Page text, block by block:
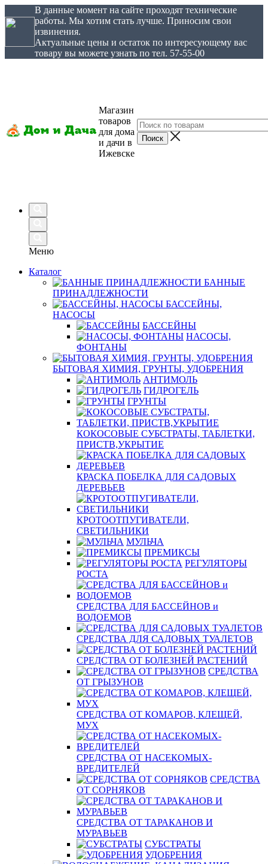
В данные момент на сайте проходят технические
работы. Мы хотим стать лучше. Приносим свои
извинения.
Актуальные цены и остаток по интересующему вас
товару вы можете узнать по тел. 57-55-00
Магазин
товаров
для дома
и дачи в
Ижевске
Меню
Каталог
БАННЫЕ
ПРИНАДЛЕЖНОСТИ
БАССЕЙНЫ,
НАСОСЫ
БАССЕЙНЫ
НАСОСЫ,
ФОНТАНЫ
БЫТОВАЯ ХИМИЯ, ГРУНТЫ, УДОБРЕНИЯ
АНТИМОЛЬ
ГИДРОГЕЛЬ
ГРУНТЫ
КОКОСОВЫЕ СУБСТРАТЫ, ТАБЛЕТКИ,
ПРИСТВ,УКРЫТИЕ
КРАСКА ПОБЕЛКА ДЛЯ САДОВЫХ
ДЕРЕВЬЕВ
КРОТООТПУГИВАТЕЛИ,
СВЕТИЛЬНИКИ
МУЛЬЧА
ПРЕМИКСЫ
РЕГУЛЯТОРЫ
РОСТА
СРЕДСТВА ДЛЯ БАССЕЙНОВ и
ВОДОЕМОВ
СРЕДСТВА ДЛЯ САДОВЫХ ТУАЛЕТОВ
СРЕДСТВА ОТ БОЛЕЗНЕЙ РАСТЕНИЙ
СРЕДСТВА
ОТ ГРЫЗУНОВ
СРЕДСТВА ОТ КОМАРОВ, КЛЕЩЕЙ,
МУХ
СРЕДСТВА ОТ НАСЕКОМЫХ-
ВРЕДИТЕЛЕЙ
СРЕДСТВА
ОТ СОРНЯКОВ
СРЕДСТВА ОТ ТАРАКАНОВ И
МУРАВЬЕВ
СУБСТРАТЫ
УДОБРЕНИЯ